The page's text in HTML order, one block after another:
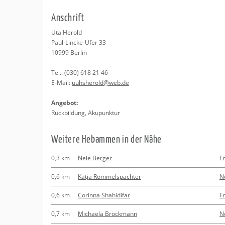
Beratung
Kurse
Regionale Tipps
An­schrift
Uta He­rold
Paul-Lin­cke-Ufer 33
10999 Ber­lin
Tel.:(030) 618 21 46
E-Mail: uuhs­he­rold@​web.​de
An­ge­bot:
Rück­bil­dung, Aku­punk­tur
Wei­te­re Heb­am­men in der Nähe
0,3 km Nele Berger
0,6 km Katja Rommelspachter
0,6 km Corinna Shahidifar
0,7 km Michaela Brockmann